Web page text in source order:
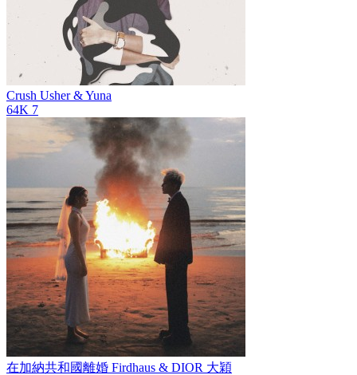
Crush Usher & Yuna
64K 7
在加納共和國離婚 Firdhaus & DIOR 大穎